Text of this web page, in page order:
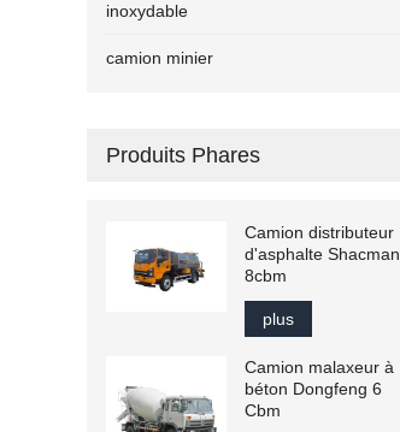
inoxydable
camion minier
Produits Phares
Camion distributeur
d'asphalte Shacman
8cbm
plus
Camion malaxeur à
béton Dongfeng 6
Cbm